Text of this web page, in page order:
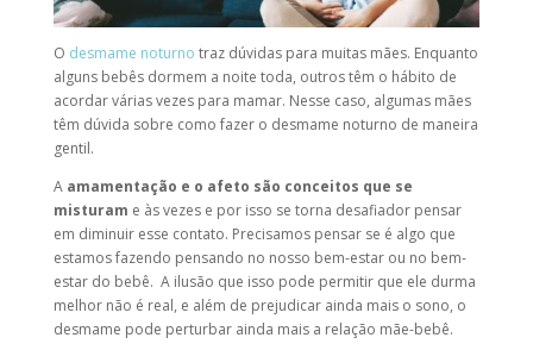
O desmame noturno traz dúvidas para muitas mães. Enquanto
alguns bebês dormem a noite toda, outros têm o hábito de
acordar várias vezes para mamar. Nesse caso, algumas mães
têm dúvida sobre como fazer o desmame noturno de maneira
gentil.
A amamentação e o afeto são conceitos que se
misturam e às vezes e por isso se torna desafiador pensar
em diminuir esse contato. Precisamos pensar se é algo que
estamos fazendo pensando no nosso bem-estar ou no bem-
estar do bebê. A ilusão que isso pode permitir que ele durma
melhor não é real, e além de prejudicar ainda mais o sono, o
desmame pode perturbar ainda mais a relação mãe-bebê.